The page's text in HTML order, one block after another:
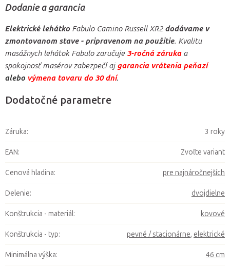
Dodanie a garancia
Elektrické lehátko Fabulo Camino Russell XR2 dodávame v
zmontovanom stave - pripravenom na použitie. Kvalitu
masážnych lehátok Fabulo zaručuje 3-ročná záruka a
spokojnosť masérov zabezpečí aj garancia vrátenia peňazí
alebo výmena tovaru do 30 dní.
Dodatočné parametre
Záruka: 3 roky
EAN: Zvoľte variant
Cenová hladina: pre najnáročnejších
Delenie: dvojdielne
Konštrukcia - materiál: kovové
Konštrukcia - typ: pevné / stacionárne, elektrické
Minimálna výška: 46 cm